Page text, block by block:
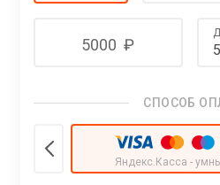
5000 ₽
СПОСОБ
Яндекс.Касса -